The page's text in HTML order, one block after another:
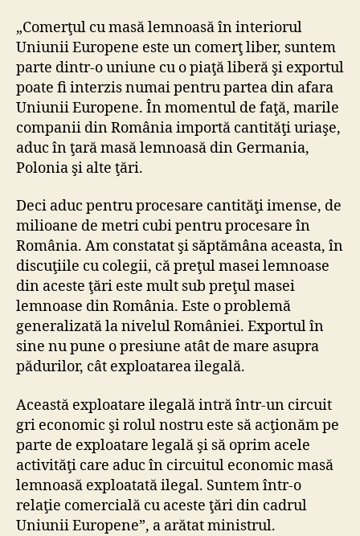
„Comerţul cu masă lemnoasă în interiorul
Uniunii Europene este un comerţ liber, suntem
parte dintr-o uniune cu o piaţă liberă şi exportul
poate fi interzis numai pentru partea din afara
Uniunii Europene. În momentul de faţă, marile
companii din România importă cantităţi uriaşe,
aduc în ţară masă lemnoasă din Germania,
Polonia şi alte ţări.
Deci aduc pentru procesare cantităţi imense, de
milioane de metri cubi pentru procesare în
România. Am constatat şi săptămâna aceasta, în
discuţiile cu colegii, că preţul masei lemnoase
din aceste ţări este mult sub preţul masei
lemnoase din România. Este o problemă
generalizată la nivelul României. Exportul în
sine nu pune o presiune atât de mare asupra
pădurilor, cât exploatarea ilegală.
Această exploatare ilegală intră într-un circuit
gri economic şi rolul nostru este să acţionăm pe
parte de exploatare legală şi să oprim acele
activităţi care aduc în circuitul economic masă
lemnoasă exploatată ilegal. Suntem într-o
relaţie comercială cu aceste ţări din cadrul
Uniunii Europene”, a arătat ministrul.